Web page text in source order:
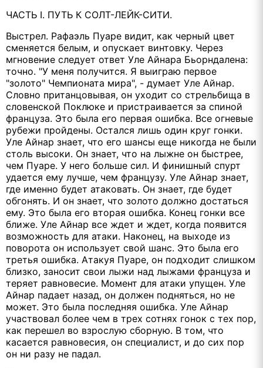
ЧАСТЬ I. ПУТЬ К СОЛТ-ЛЕЙК-СИТИ.
Выстрел. Рафаэль Пуаре видит, как черный цвет
сменяется белым, и опускает винтовку. Через
мгновение следует ответ Уле Айнара Бьорндалена:
точно. "У меня получится. Я выиграю первое
"золото" Чемпионата мира", - думает Уле Айнар.
Словно пританцовывая, он уходит со стрельбища в
словенской Поклюке и пристраивается за спиной
француза. Это была его первая ошибка. Все огневые
рубежи пройдены. Остался лишь один круг гонки.
Уле Айнар знает, что его шансы еще никогда не были
столь высоки. Он знает, что на лыжне он быстрее,
чем Пуаре. У него больше сил. И финишный спурт
удается ему лучше, чем французу. Уле Айнар знает,
где именно будет атаковать. Он знает, где будет
обгонять. И он знает, что золото должно достаться
ему. Это была его вторая ошибка. Конец гонки все
ближе. Уле Айнар все ждет и ждет, когда появится
возможность для атаки. Наконец, на выходе из
поворота он использует свой шанс. Это была его
третья ошибка. Атакуя Пуаре, он подходит слишком
близко, заносит свои лыжи над лыжами француза и
теряет равновесие. Момент для атаки упущен. Уле
Айнар падает назад, он должен подняться, но не
может. Это была последняя ошибка. Уле Айнар
участвовал более чем в трех сотнях гонок с тех пор,
как перешел во взрослую сборную. В том, что
касается равновесия, он специалист, и до сих пор
он ни разу не падал.